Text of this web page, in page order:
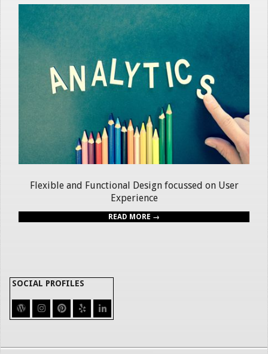
Flexible and Functional Design focussed on User
Experience
READ MORE →
SOCIAL PROFILES